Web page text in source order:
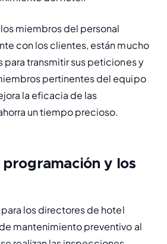
miembros del personal
con los clientes, están mucho
transmitir sus peticiones y
pertinentes del equipo
la eficacia de las
un tiempo precioso.
y los
los directores de hotel
mantenimiento preventivo al